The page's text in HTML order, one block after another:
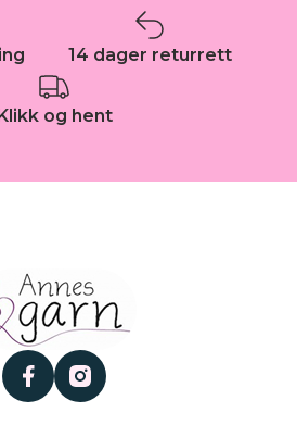
14 dager returrett
og hent
facebookinstagram